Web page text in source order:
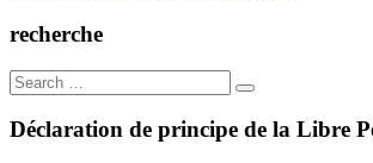
recherche
Search
for:
Déclaration de principe de la Libre